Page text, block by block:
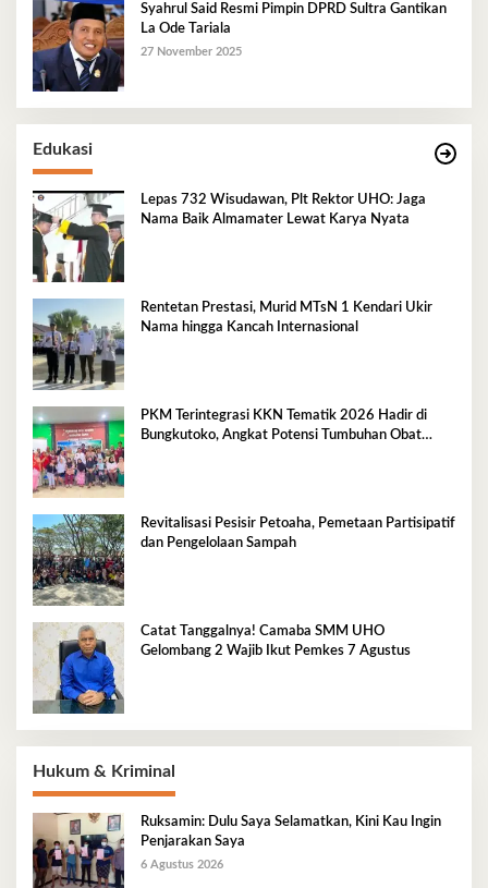
Syahrul Said Resmi Pimpin DPRD Sultra Gantikan
La Ode Tariala
27 November 2025
Edukasi
Lepas 732 Wisudawan, Plt Rektor UHO: Jaga
Nama Baik Almamater Lewat Karya Nyata
Rentetan Prestasi, Murid MTsN 1 Kendari Ukir
Nama hingga Kancah Internasional
PKM Terintegrasi KKN Tematik 2026 Hadir di
Bungkutoko, Angkat Potensi Tumbuhan Obat
Revitalisasi Pesisir Petoaha, Pemetaan Partisipatif
dan Pengelolaan Sampah
Catat Tanggalnya! Camaba SMM UHO
Gelombang 2 Wajib Ikut Pemkes 7 Agustus
Hukum & Kriminal
Ruksamin: Dulu Saya Selamatkan, Kini Kau Ingin
Penjarakan Saya
6 Agustus 2026